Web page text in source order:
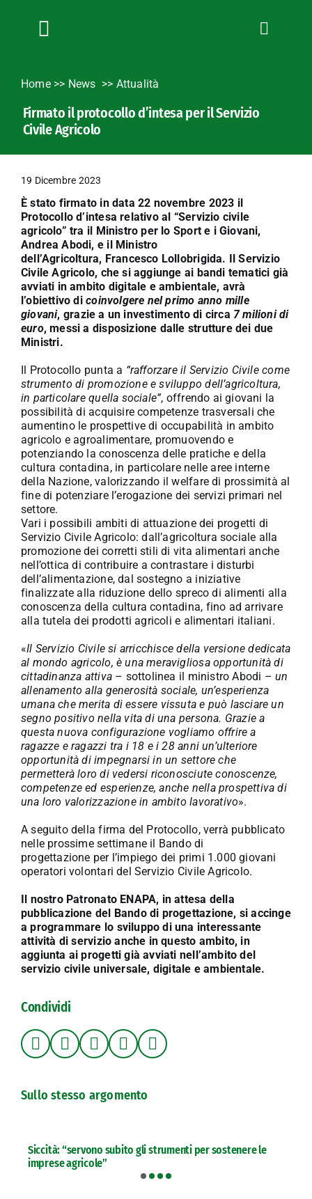
Toggle
News
L’Agricoltore cuneese
Fotogallery
Lavora con noi
Contatti
Home>> News Attualità
Firmato il protocollo d’intesa per il Servizio
Civile Agricolo
19 Dicembre 2023
È stato firmato in data 22 novembre 2023 il
Protocollo d’intesa relativo al “Servizio civile
agricolo” tra il Ministro per lo Sport e i Giovani,
Andrea Abodi, e il Ministro
dell’Agricoltura, Francesco Lollobrigida. Il Servizio
Civile Agricolo, che si aggiunge ai bandi tematici già
avviati in ambito digitale e ambientale, avrà
l’obiettivo dicoinvolgere nel primo anno mille
giovani, grazie a un investimento di circa 7 milioni di
euro, messi a disposizione dalle strutture dei due
Ministri.
Il Protocollo punta a “rafforzare il Servizio Civile come
strumento di promozione e sviluppo dell’agricoltura,
in particolare quella sociale”, offrendo ai giovani la
possibilità di acquisire competenze trasversali che
aumentino le prospettive di occupabilità in ambito
agricolo e agroalimentare, promuovendo e
potenziando la conoscenza delle pratiche e della
cultura contadina, in particolare nelle aree interne
della Nazione, valorizzando il welfare di prossimità al
fine di potenziare l’erogazione dei servizi primari nel
settore.
Vari i possibili ambiti di attuazione dei progetti di
Servizio Civile Agricolo: dall’agricoltura sociale alla
promozione dei corretti stili di vita alimentari anche
nell’ottica di contribuire a contrastare i disturbi
dell’alimentazione, dal sostegno a iniziative
finalizzate alla riduzione dello spreco di alimenti alla
conoscenza della cultura contadina, fino ad arrivare
alla tutela dei prodotti agricoli e alimentari italiani.
«Il Servizio Civile si arricchisce della versione dedicata
al mondo agricolo, è una meravigliosa opportunità di
cittadinanza attiva– sottolinea il ministro Abodi –un
allenamento alla generosità sociale, un’esperienza
umana che merita di essere vissuta e può lasciare un
segno positivo nella vita di una persona. Grazie a
questa nuova configurazione vogliamo offrire a
ragazze e ragazzi tra i 18 e i 28 anni un’ulteriore
opportunità di impegnarsi in un settore che
permetterà loro di vedersi riconosciute conoscenze,
competenze ed esperienze, anche nella prospettiva di
una loro valorizzazione in ambito lavorativo».
A seguito della firma del Protocollo, verrà pubblicato
nelle prossime settimane il Bando di
progettazione per l’impiego dei primi 1.000 giovani
operatori volontari del Servizio Civile Agricolo.
Il nostro Patronato ENAPA, in attesa della
pubblicazione del Bando di progettazione, si accinge
a programmare lo sviluppo di una interessante
attività di servizio anche in questo ambito, in
aggiunta ai progetti già avviati nell’ambito del
servizio civile universale, digitale e ambientale.
Condividi
Sullo stesso argomento
Siccità: “servono subito gli strumenti per sostenere le
imprese agricole”